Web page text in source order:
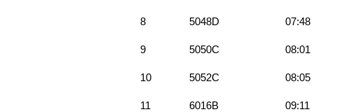
8 5048D 07:48
9 5050C 08:01
10 5052C 08:05
11 6016B 09:11